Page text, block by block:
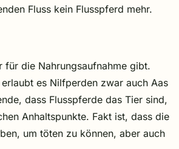
Fluss kein Flusspferd mehr.
für die Nahrungsaufnahme gibt.
es Nilfperden zwar auch Aas
dass Flusspferde das Tier sind,
Anhaltspunkte. Fakt ist, dass die
um töten zu können, aber auch